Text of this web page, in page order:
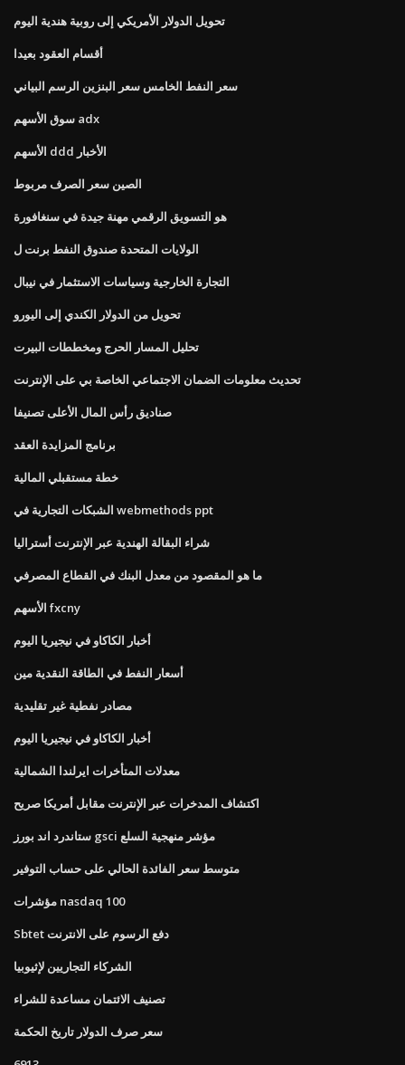
تحويل الدولار الأمريكي إلى روبية هندية اليوم
أقسام العقود بعيدا
سعر النفط الخامس سعر البنزين الرسم البياني
سوق الأسهم adx
الأسهم ddd الأخبار
الصين سعر الصرف مربوط
هو التسويق الرقمي مهنة جيدة في سنغافورة
الولايات المتحدة صندوق النفط برنت ل
التجارة الخارجية وسياسات الاستثمار في نيبال
تحويل من الدولار الكندي إلى اليورو
تحليل المسار الحرج ومخططات البيرت
تحديث معلومات الضمان الاجتماعي الخاصة بي على الإنترنت
صناديق رأس المال الأعلى تصنيفا
برنامج المزايدة العقد
خطة مستقبلي المالية
الشبكات التجارية في webmethods ppt
شراء البقالة الهندية عبر الإنترنت أستراليا
ما هو المقصود من معدل البنك في القطاع المصرفي
الأسهم fxcny
أخبار الكاكاو في نيجيريا اليوم
أسعار النفط في الطاقة النقدية مين
مصادر نفطية غير تقليدية
أخبار الكاكاو في نيجيريا اليوم
معدلات المتأخرات ايرلندا الشمالية
اكتشاف المدخرات عبر الإنترنت مقابل أمريكا صريح
ستاندرد اند بورز gsci مؤشر منهجية السلع
متوسط ​​سعر الفائدة الحالي على حساب التوفير
مؤشرات nasdaq 100
Sbtet دفع الرسوم على الانترنت
الشركاء التجاريين لإثيوبيا
تصنيف الائتمان مساعدة للشراء
سعر صرف الدولار تاريخ الحكمة